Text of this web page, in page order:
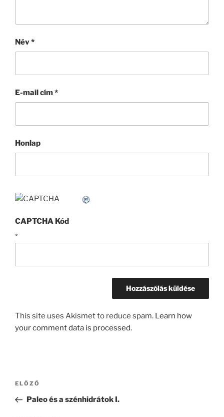
Név*
E-mail cím*
Honlap
CAPTCHA Kód
*
This site uses Akismet to reduce spam. Learn how
your comment data is processed.
Bejegyzés
Korábbi
bejegyzés
ELŐZŐ
Paleo és a szénhidrátok I.